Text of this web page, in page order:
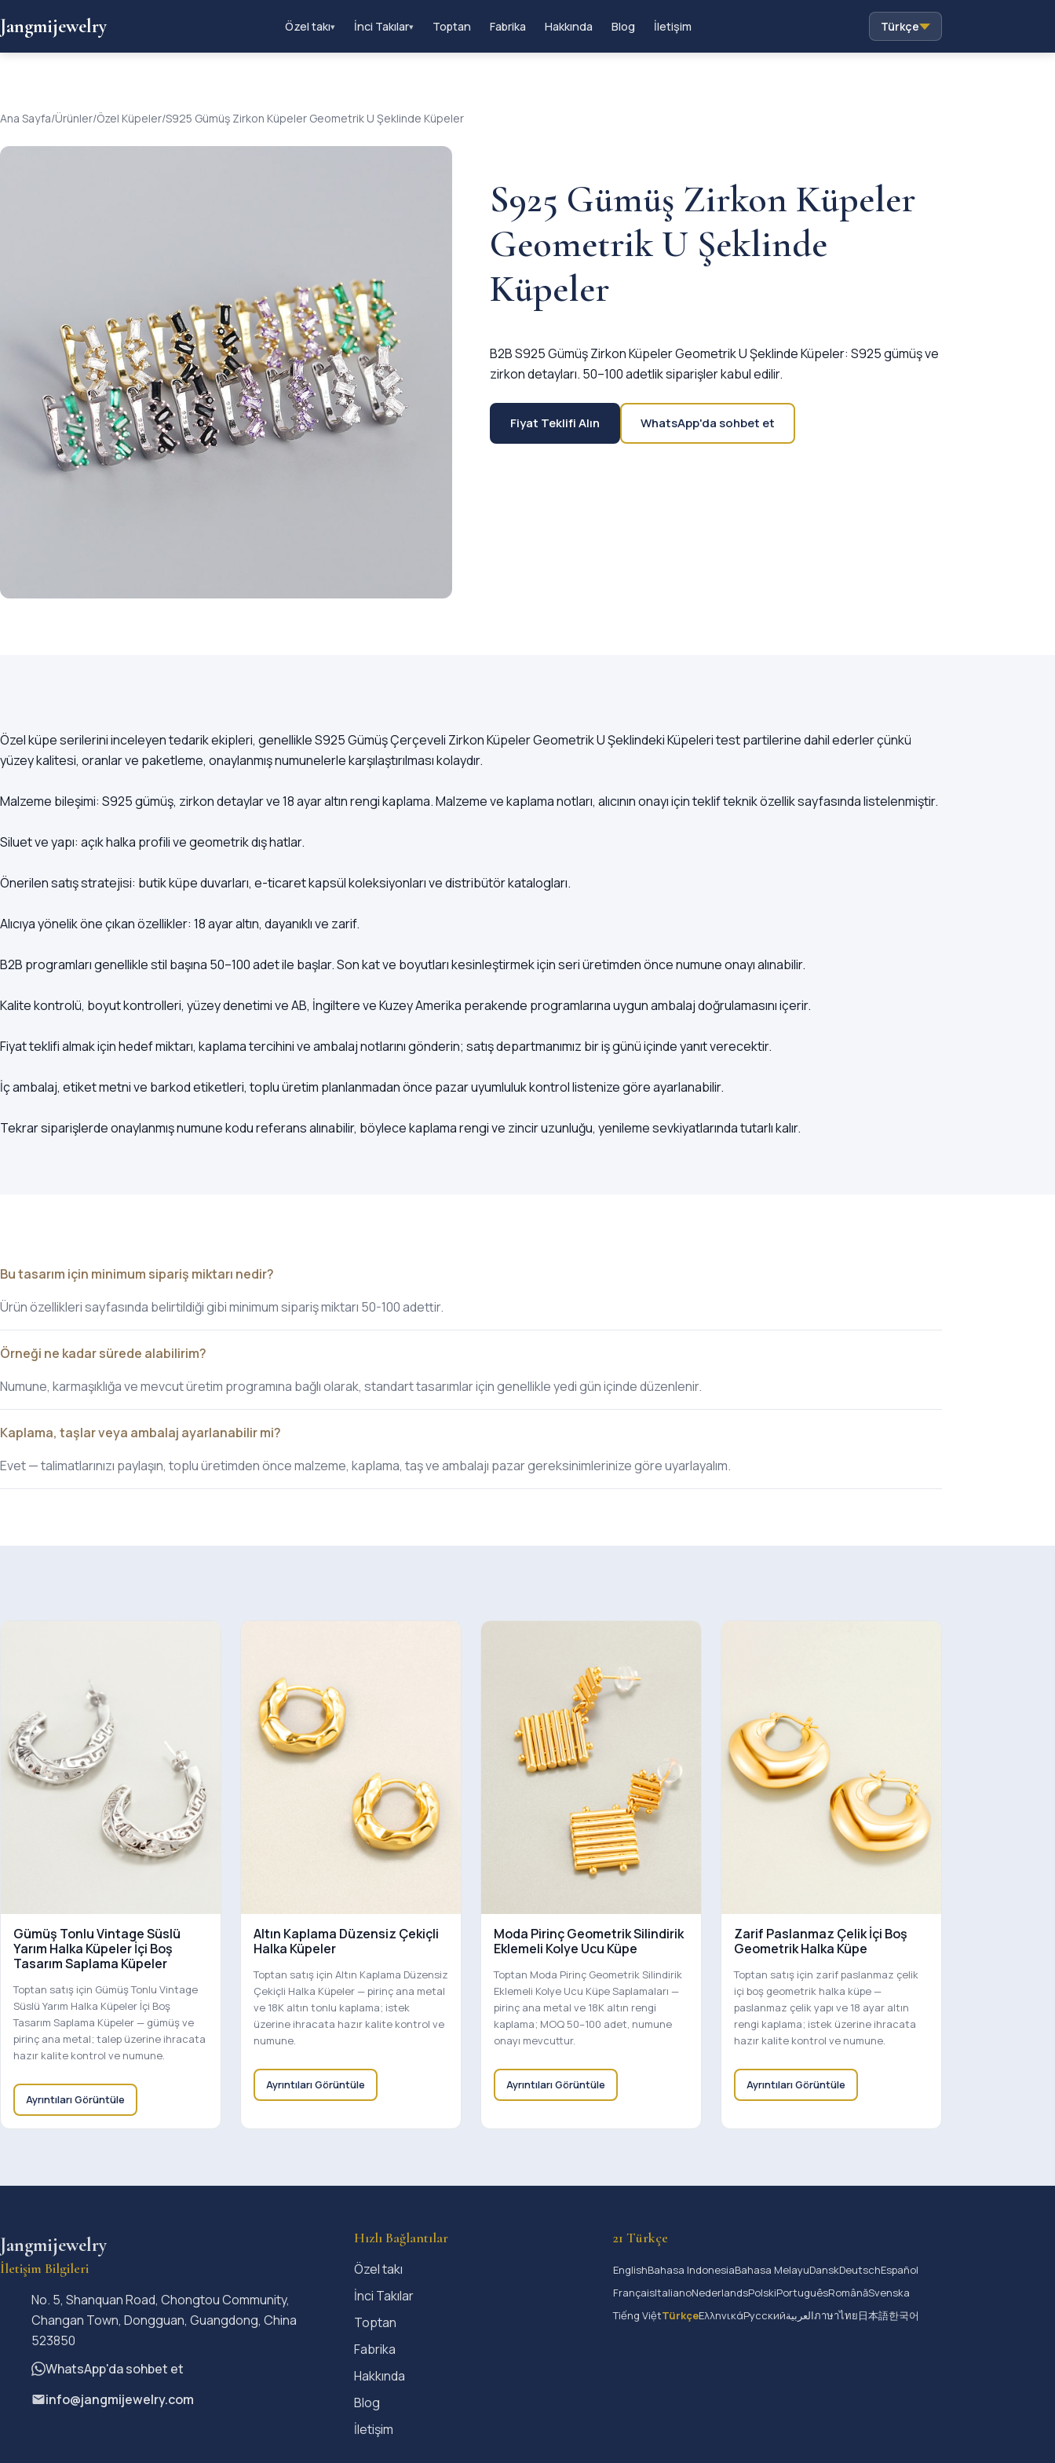
Jangmijewelry Özel takı▾ İnci Takılar▾ Toptan Fabrika Hakkında Blog İletişim Türkçe
Ana Sayfa/Ürünler/Özel Küpeler/S925 Gümüş Zirkon Küpeler Geometrik U Şeklinde Küpeler
S925 Gümüş Zirkon Küpeler
Geometrik U Şeklinde
Küpeler
B2B S925 Gümüş Zirkon Küpeler Geometrik U Şeklinde Küpeler: S925 gümüş ve
zirkon detayları. 50–100 adetlik siparişler kabul edilir.
Fiyat Teklifi Alın WhatsApp'da sohbet et
Özel küpe serilerini inceleyen tedarik ekipleri, genellikle S925 Gümüş Çerçeveli Zirkon Küpeler Geometrik U Şeklindeki Küpeleri test partilerine dahil ederler çünkü
yüzey kalitesi, oranlar ve paketleme, onaylanmış numunelerle karşılaştırılması kolaydır.
Malzeme bileşimi: S925 gümüş, zirkon detaylar ve 18 ayar altın rengi kaplama. Malzeme ve kaplama notları, alıcının onayı için teklif teknik özellik sayfasında listelenmiştir.
Siluet ve yapı: açık halka profili ve geometrik dış hatlar.
Önerilen satış stratejisi: butik küpe duvarları, e-ticaret kapsül koleksiyonları ve distribütör katalogları.
Alıcıya yönelik öne çıkan özellikler: 18 ayar altın, dayanıklı ve zarif.
B2B programları genellikle stil başına 50–100 adet ile başlar. Son kat ve boyutları kesinleştirmek için seri üretimden önce numune onayı alınabilir.
Kalite kontrolü, boyut kontrolleri, yüzey denetimi ve AB, İngiltere ve Kuzey Amerika perakende programlarına uygun ambalaj doğrulamasını içerir.
Fiyat teklifi almak için hedef miktarı, kaplama tercihini ve ambalaj notlarını gönderin; satış departmanımız bir iş günü içinde yanıt verecektir.
İç ambalaj, etiket metni ve barkod etiketleri, toplu üretim planlanmadan önce pazar uyumluluk kontrol listenize göre ayarlanabilir.
Tekrar siparişlerde onaylanmış numune kodu referans alınabilir, böylece kaplama rengi ve zincir uzunluğu, yenileme sevkiyatlarında tutarlı kalır.
Bu tasarım için minimum sipariş miktarı nedir?
Ürün özellikleri sayfasında belirtildiği gibi minimum sipariş miktarı 50-100 adettir.
Örneği ne kadar sürede alabilirim?
Numune, karmaşıklığa ve mevcut üretim programına bağlı olarak, standart tasarımlar için genellikle yedi gün içinde düzenlenir.
Kaplama, taşlar veya ambalaj ayarlanabilir mi?
Evet — talimatlarınızı paylaşın, toplu üretimden önce malzeme, kaplama, taş ve ambalajı pazar gereksinimlerinize göre uyarlayalım.
Gümüş Tonlu Vintage Süslü
Yarım Halka Küpeler İçi Boş
Tasarım Saplama Küpeler
Toptan satış için Gümüş Tonlu Vintage
Süslü Yarım Halka Küpeler İçi Boş
Tasarım Saplama Küpeler — gümüş ve
pirinç ana metal; talep üzerine ihracata
hazır kalite kontrol ve numune.
Ayrıntıları Görüntüle
Altın Kaplama Düzensiz Çekiçli
Halka Küpeler
Toptan satış için Altın Kaplama Düzensiz
Çekiçli Halka Küpeler — pirinç ana metal
ve 18K altın tonlu kaplama; istek
üzerine ihracata hazır kalite kontrol ve
numune.
Ayrıntıları Görüntüle
Moda Pirinç Geometrik Silindirik
Eklemeli Kolye Ucu Küpe
Toptan Moda Pirinç Geometrik Silindirik
Eklemeli Kolye Ucu Küpe Saplamaları —
pirinç ana metal ve 18K altın rengi
kaplama; MOQ 50–100 adet, numune
onayı mevcuttur.
Ayrıntıları Görüntüle
Zarif Paslanmaz Çelik İçi Boş
Geometrik Halka Küpe
Toptan satış için zarif paslanmaz çelik
içi boş geometrik halka küpe —
paslanmaz çelik yapı ve 18 ayar altın
rengi kaplama; istek üzerine ihracata
hazır kalite kontrol ve numune.
Ayrıntıları Görüntüle
Jangmijewelry
İletişim Bilgileri
No. 5, Shanquan Road, Chongtou Community,
Changan Town, Dongguan, Guangdong, China
523850
WhatsApp'da sohbet et
info@jangmijewelry.com
Hızlı Bağlantılar
Özel takı
İnci Takılar
Toptan
Fabrika
Hakkında
Blog
İletişim
21 Türkçe
EnglishBahasa IndonesiaBahasa MelayuDanskDeutschEspañol
FrançaisItalianoNederlandsPolskiPortuguêsRomânăSvenska
Tiếng ViệtTürkçeΕλληνικάРусскийالعربيةภาษาไทย日本語한국어